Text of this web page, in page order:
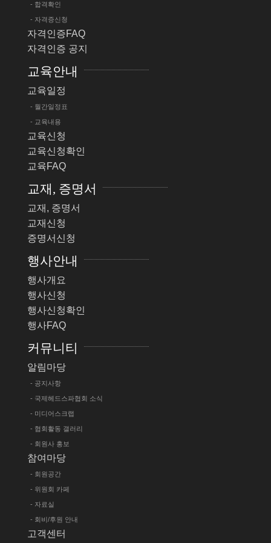
- 합격확인
- 자격증신청
자격인증FAQ
자격인증 공지
교육안내
교육일정
- 월간일정표
- 교육내용
교육신청
교육신청확인
교육FAQ
교재, 증명서
교재, 증명서
교재신청
증명서신청
행사안내
행사개요
행사신청
행사신청확인
행사FAQ
커뮤니티
알림마당
- 공지사항
- 국제헤드스파협회 소식
- 미디어스크랩
- 협회활동 갤러리
- 회원사 홍보
참여마당
- 회원공간
- 위원회 카페
- 자료실
- 회비/후원 안내
고객센터